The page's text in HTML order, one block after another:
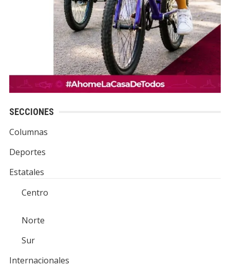
SECCIONES
Columnas
Deportes
Estatales
Centro
Norte
Sur
Internacionales